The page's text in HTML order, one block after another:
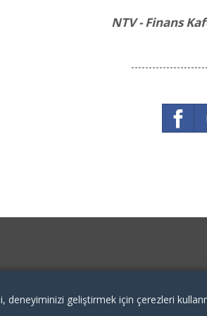
NTV - Finans
deneyiminizi geliştirmek için çerezleri